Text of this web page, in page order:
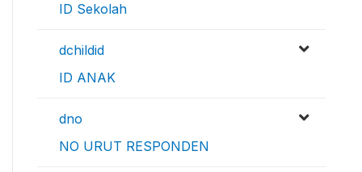
ID Sekolah
dchildid
ID ANAK
dno
NO URUT RESPONDEN